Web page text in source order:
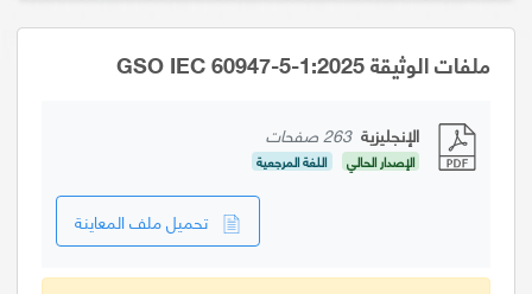
ملفات الوثيقة GSO IEC 60947-5-1:2025
الإنجليزية 263 صفحات
الإصدار الحالي اللغة المرجعية
تحميل ملف المعاينة